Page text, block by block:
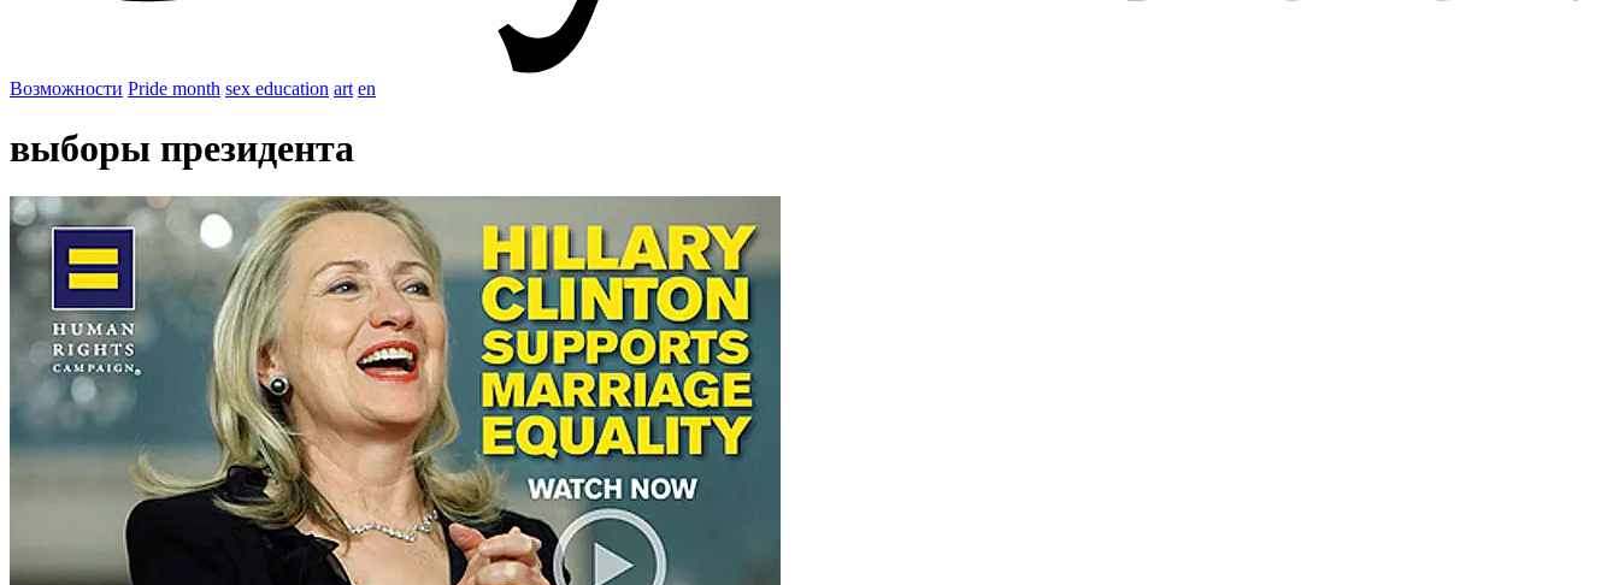
Возможности Pride month sex education art en
выборы президента